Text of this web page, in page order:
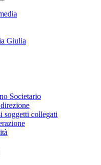
Giulia
Societario
soggetti collegati